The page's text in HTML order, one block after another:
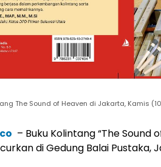
The Sound of Heaven di Jakarta, Kamis
– Buku Kolintang “The Sound
di Gedung Balai Pustaka,